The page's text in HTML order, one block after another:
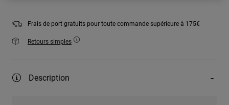
Frais de port gratuits pour toute commande supérieure à 175€
Retours simples
Description